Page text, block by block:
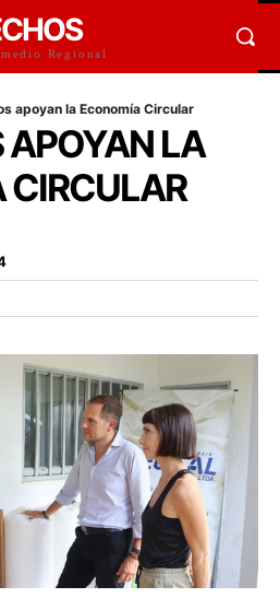
Regional
apoyan la Economía Circular
APOYAN LA